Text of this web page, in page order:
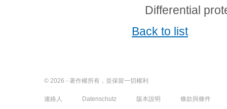
Differential
Back to list
© 2026 - 著作權所有，並保留一切權利
連絡人 Datenschutz 版本說明 條款與條件